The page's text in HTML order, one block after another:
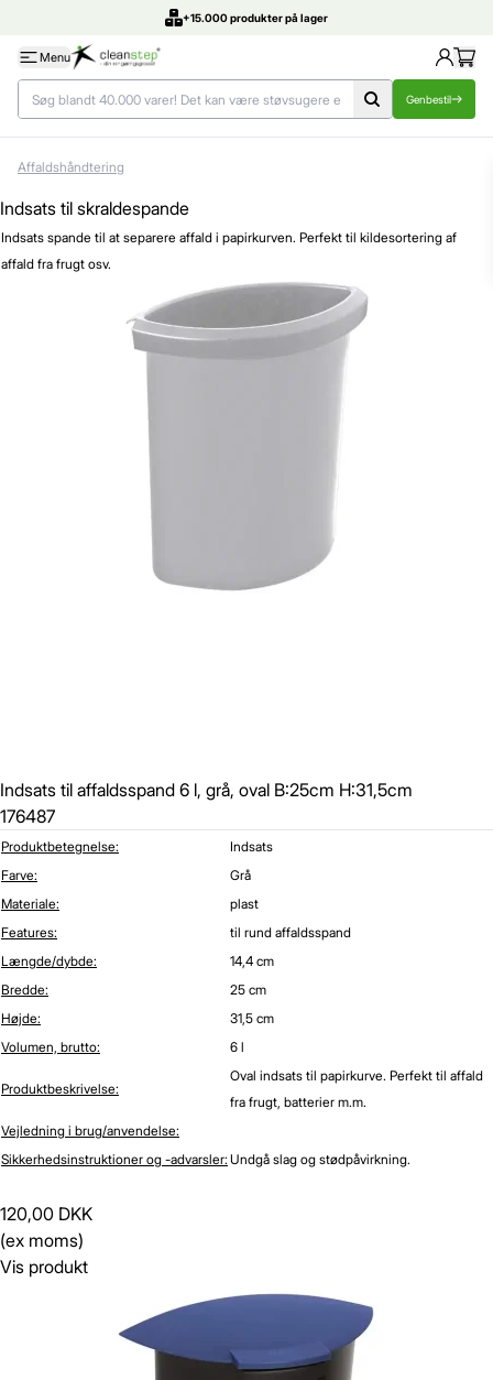
+15.000 produkter på lager
Menu
Genbestil
Affaldshåndtering
Indsats til skraldespande
Indsats spande til at separere affald i papirkurven. Perfekt til kildesortering af
affald fra frugt osv.
Indsats til affaldsspand 6 l, grå, oval B:25cm H:31,5cm
176487
Produktbetegnelse:
Indsats
Farve:
Grå
Materiale:
plast
Features:
til rund affaldsspand
Længde/dybde:
14,4 cm
Bredde:
25 cm
Højde:
31,5 cm
Volumen, brutto:
6 l
Produktbeskrivelse:
Oval indsats til papirkurve. Perfekt til affald
fra frugt, batterier m.m.
Vejledning i brug/anvendelse:
Sikkerhedsinstruktioner og -advarsler: Undgå slag og stødpåvirkning.
120,00 DKK
(ex moms)
Vis produkt